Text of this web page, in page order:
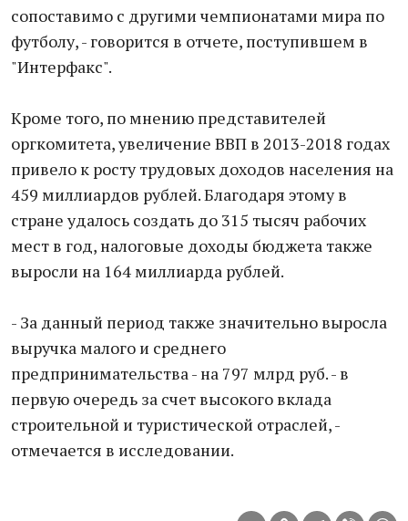
сопоставимо с другими чемпионатами мира по
футболу, - говорится в отчете, поступившем в
"Интерфакс".
Кроме того, по мнению представителей
оргкомитета, увеличение ВВП в 2013-2018 годах
привело к росту трудовых доходов населения на
459 миллиардов рублей. Благодаря этому в
стране удалось создать до 315 тысяч рабочих
мест в год, налоговые доходы бюджета также
выросли на 164 миллиарда рублей.
- За данный период также значительно выросла
выручка малого и среднего
предпринимательства - на 797 млрд руб. - в
первую очередь за счет высокого вклада
строительной и туристической отраслей, -
отмечается в исследовании.